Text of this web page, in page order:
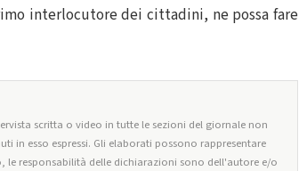
interlocutore dei cittadini, ne possa fare
scritta o video in tutte le sezioni del giornale non
in esso espressi. Gli elaborati possono rappresentare
le responsabilità delle dichiarazioni sono dell'autore e/o